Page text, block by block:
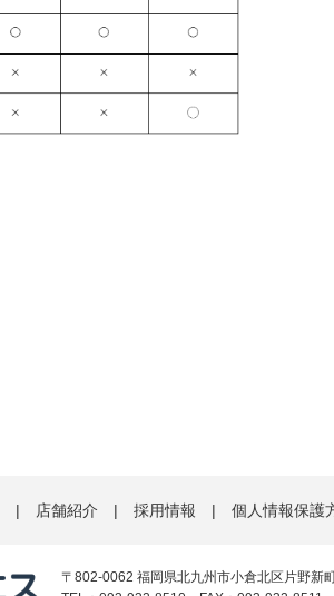
| 店舗紹介 | 採用情報 | 個人情報保護
〒802-0062 福岡県北九州市小倉北区片野新